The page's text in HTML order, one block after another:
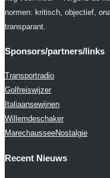
normen: kritisch, objectief,
transparant.
Sponsors/partners/links
Transportradio
Golfreiswijzer
Italiaansewijnen
Willemdeschaker
MarechausseeNostalgie
Recent Nieuws